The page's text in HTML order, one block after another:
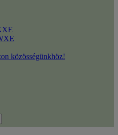
közösségünkhöz!